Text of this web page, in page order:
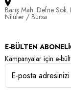
Barış Mah. Defne
Nilüfer / Bursa
E-BÜLTEN
Kampanyalar için e-